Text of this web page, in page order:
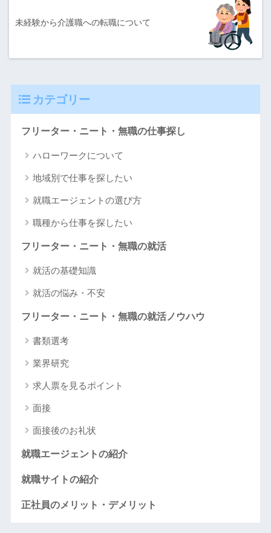
未経験から介護職への転職について
カテゴリー
フリーター・ニート・無職の仕事探し
ハローワークについて
地域別で仕事を探したい
就職エージェントの選び方
職種から仕事を探したい
フリーター・ニート・無職の就活
就活の基礎知識
就活の悩み・不安
フリーター・ニート・無職の就活ノウハウ
書類選考
業界研究
求人票を見るポイント
面接
面接後のお礼状
就職エージェントの紹介
就職サイトの紹介
正社員のメリット・デメリット